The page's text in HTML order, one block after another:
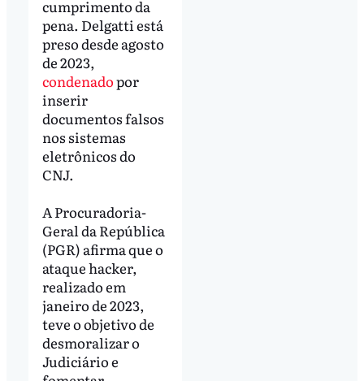
cumprimento da
pena. Delgatti está
preso desde agosto
de 2023,
condenadopor
inserir
documentos falsos
nos sistemas
eletrônicos do
CNJ.
A Procuradoria-
Geral da República
(PGR) afirma que o
ataque hacker,
realizado em
janeiro de 2023,
teve o objetivo de
desmoralizar o
Judiciário e